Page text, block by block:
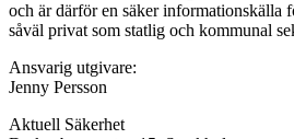
och är därför en säker informationskälla
såväl privat som statlig och kommunal
Ansvarig utgivare:
Jenny Persson
Aktuell Säkerhet